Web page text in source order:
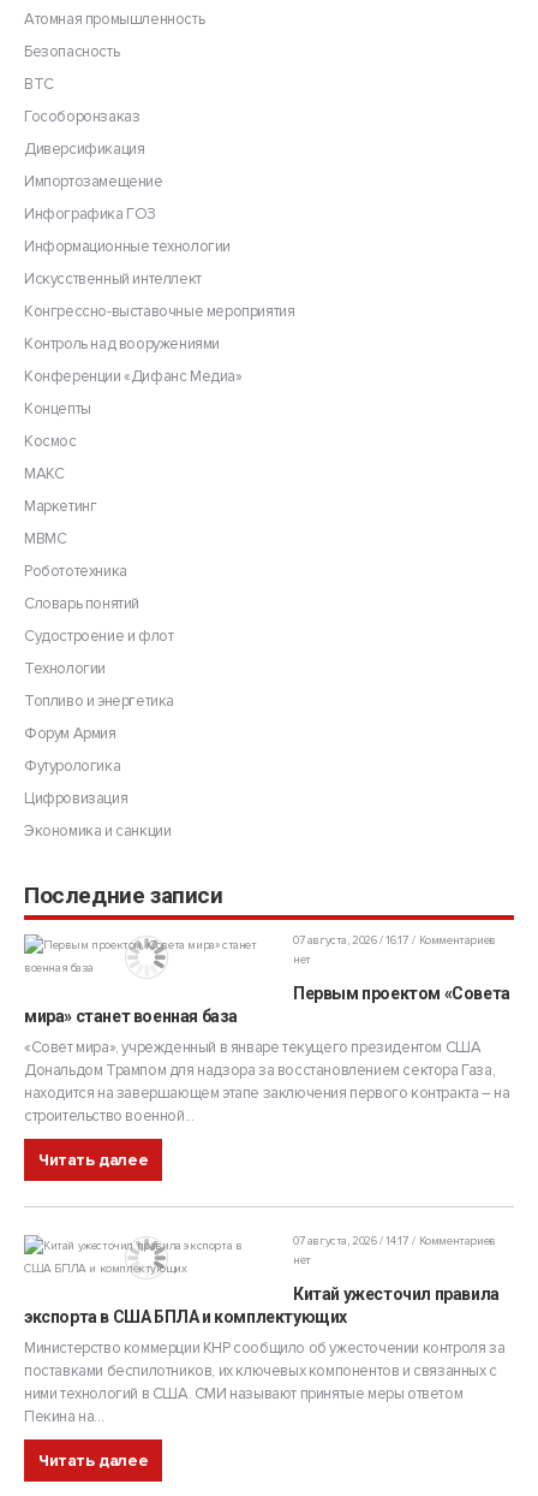
Атомная промышленность
Безопасность
ВТС
Гособоронзаказ
Диверсификация
Импортозамещение
Инфографика ГОЗ
Информационные технологии
Искусственный интеллект
Конгрессно-выставочные мероприятия
Контроль над вооружениями
Конференции «Дифанс Медиа»
Концепты
Космос
МАКС
Маркетинг
МВМС
Робототехника
Словарь понятий
Судостроение и флот
Технологии
Топливо и энергетика
Форум Армия
Футурологика
Цифровизация
Экономика и санкции
Последние записи
07 августа, 2026 / 16:17
Комментариев
нет
Первым проектом «Совета
мира» станет военная база
«Совет мира», учрежденный в январе текущего президентом США
Дональдом Трампом для надзора за восстановлением сектора Газа,
находится на завершающем этапе заключения первого контракта – на
строительство военной...
Читать далее
07 августа, 2026 / 14:17
Комментариев
нет
Китай ужесточил правила
экспорта в США БПЛА и комплектующих
Министерство коммерции КНР сообщило об ужесточении контроля за
поставками беспилотников, их ключевых компонентов и связанных с
ними технологий в США. СМИ называют принятые меры ответом
Пекина на...
Читать далее